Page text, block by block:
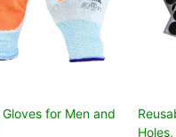
for Men and